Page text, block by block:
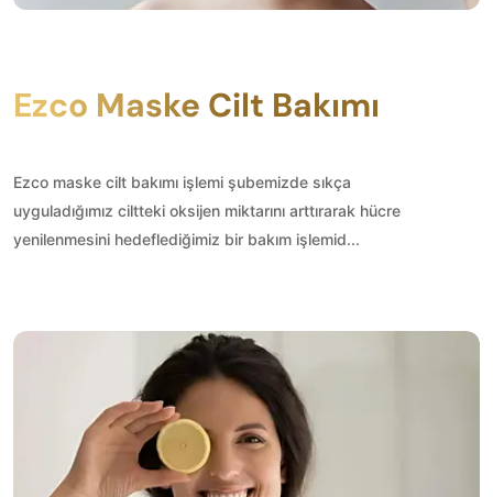
Ezco Maske Cilt Bakımı
Ezco maske cilt bakımı işlemi şubemizde sıkça
uyguladığımız ciltteki oksijen miktarını arttırarak hücre
yenilenmesini hedeflediğimiz bir bakım işlemid...